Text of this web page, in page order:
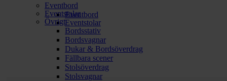
Eventbord
Eventbord
Eventstolar
Eventstolar
Övrigt
Bordsstativ
Bordsvagnar
Dukar & Bordsöverdrag
Fällbara scener
Stolsöverdrag
Stolsvagnar